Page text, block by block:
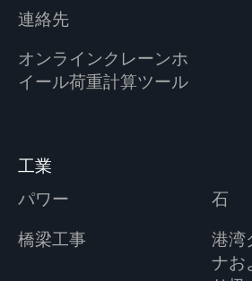
連絡先
オンラインクレーンホ
イール荷重計算ツール
工業
パワー
石
橋梁工事
港湾
ナお